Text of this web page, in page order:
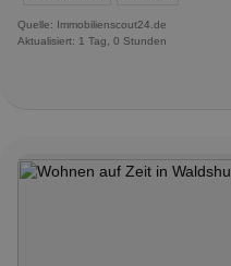
Quelle: Immobilienscout24.de
Aktualisiert: 1 Tag, 0 Stunden